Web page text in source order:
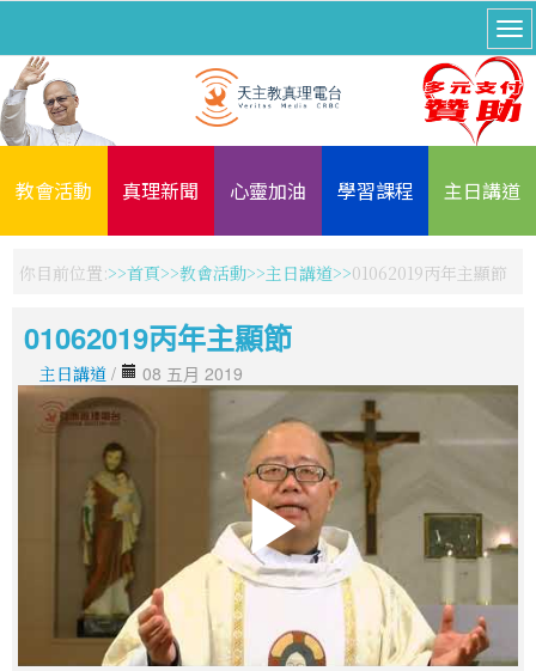
教會活動 真理新聞 心靈加油 學習課程 主日講道
你目前位置: 首頁 教會活動 主日講道 01062019丙年主顯節
01062019丙年主顯節
主日講道 / 08 五月 2019